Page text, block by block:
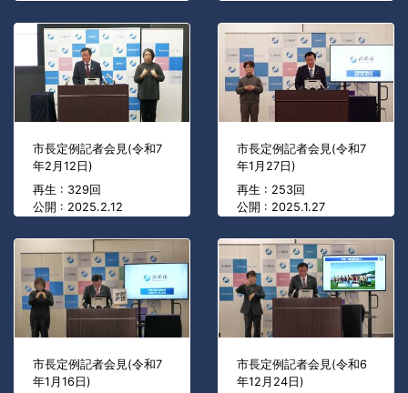
市長定例記者会見(令和7
年2月12日)
再生 : 329回
公開 : 2025.2.12
市長定例記者会見(令和7
年1月27日)
再生 : 253回
公開 : 2025.1.27
市長定例記者会見(令和7
年1月16日)
市長定例記者会見(令和6
年12月24日)